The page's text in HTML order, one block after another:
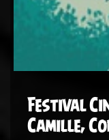
Festival
Camille,